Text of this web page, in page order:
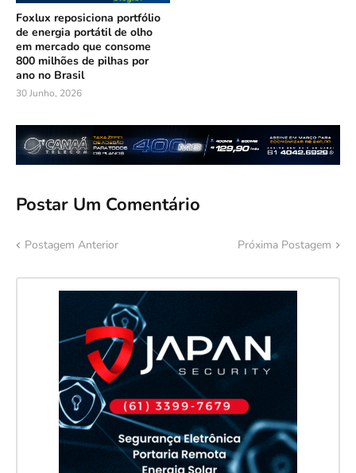
Foxlux reposiciona portfólio
de energia portátil de olho
em mercado que consome
800 milhões de pilhas por
ano no Brasil
30 Junho, 2026
Postar Um Comentário
Postagem Anterior Próxima Postagem